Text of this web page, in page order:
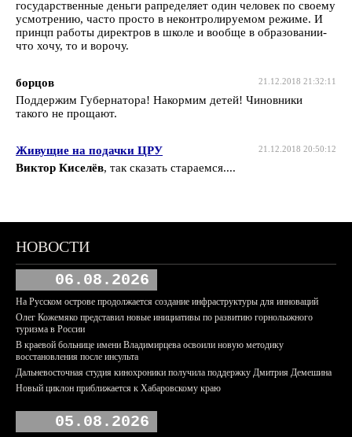
государственные деньги рапределяет один человек по своему
усмотрению, часто просто в неконтролируемом режиме. И
принцп работы директров в школе и вообще в образовании-
что хочу, то и ворочу.
21.12.2018 21:32:11
борцов
Поддержим Губернатора! Накормим детей! Чиновники
такого не прощают.
21.12.2018 20:50:12
Живущие на подачки ЦРУ
Виктор Киселёв, так сказать стараемся....
НОВОСТИ
06.08.2026
На Русском острове продолжается создание инфраструктуры для инноваций
Олег Кожемяко представил новые инициативы по развитию горнолыжного
туризма в России
В краевой больнице имени Владимирцева освоили новую методику
восстановления после инсульта
Дальневосточная студия кинохроники получила поддержку Дмитрия Демешина
Новый циклон приближается к Хабаровскому краю
05.08.2026